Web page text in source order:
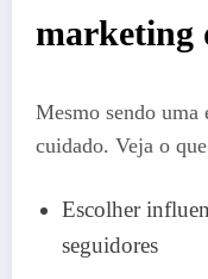
marketing
Mesmo sendo uma
cuidado. Veja o
Escolher
seguidores